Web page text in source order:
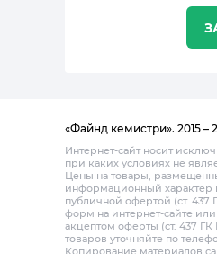
«Файнд кемистри». 2015 –
Интернет-сайт носит
при каких условиях не
Цены на товары,
информационный характер
публичной офертой (ст.
форм на интернет-сайте
акцептом оферты (ст. 437
товаров уточняйте по
Копирование материалов